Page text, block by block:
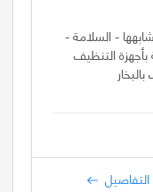
شابهها - السلامة -
بأجهزة التنظيف
التفاصيل